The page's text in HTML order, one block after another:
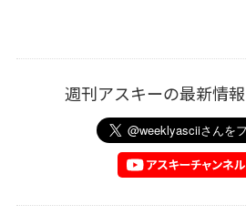
週刊アスキーの最新情